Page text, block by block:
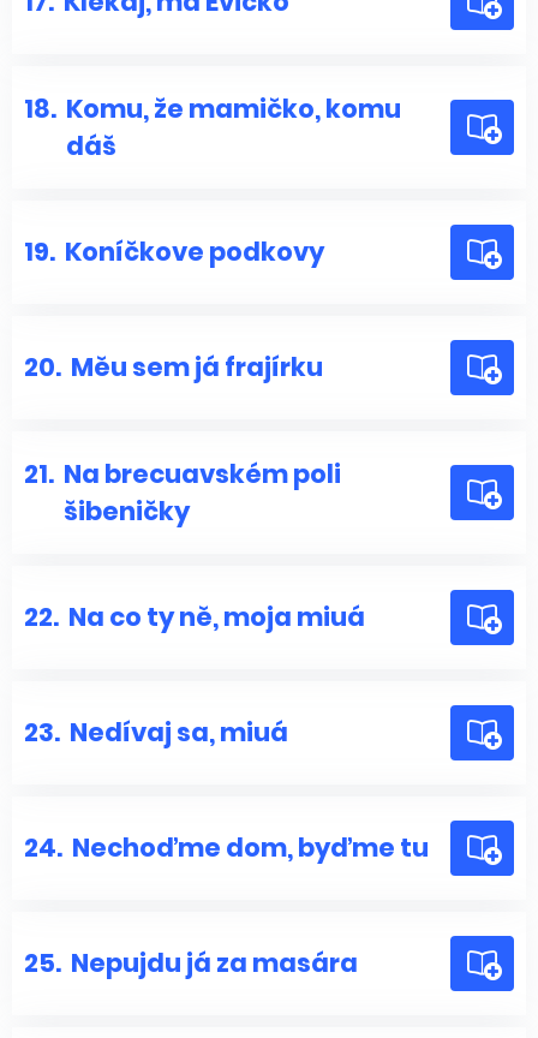
18. Komu, že mamičko, komu
dáš
19. Koníčkove podkovy
20. Měu sem já frajírku
21. Na brecuavském poli
šibeničky
22. Na co ty ně, moja miuá
23. Nedívaj sa, miuá
24. Nechoďme dom, byďme tu
25. Nepujdu já za masára